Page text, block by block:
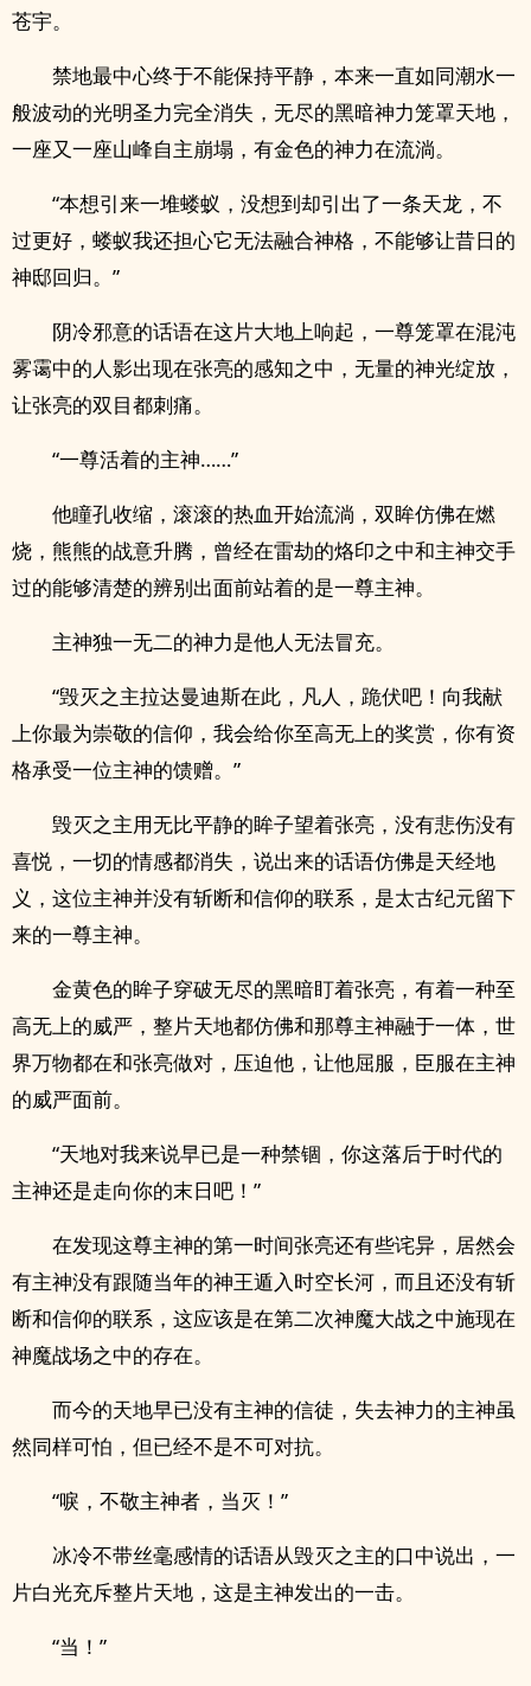
苍宇。
禁地最中心终于不能保持平静，本来一直如同潮水一
般波动的光明圣力完全消失，无尽的黑暗神力笼罩天地，
一座又一座山峰自主崩塌，有金色的神力在流淌。
“本想引来一堆蝼蚁，没想到却引出了一条天龙，不
过更好，蝼蚁我还担心它无法融合神格，不能够让昔日的
神邸回归。”
阴冷邪意的话语在这片大地上响起，一尊笼罩在混沌
雾霭中的人影出现在张亮的感知之中，无量的神光绽放，
让张亮的双目都刺痛。
“一尊活着的主神……”
他瞳孔收缩，滚滚的热血开始流淌，双眸仿佛在燃
烧，熊熊的战意升腾，曾经在雷劫的烙印之中和主神交手
过的能够清楚的辨别出面前站着的是一尊主神。
主神独一无二的神力是他人无法冒充。
“毁灭之主拉达曼迪斯在此，凡人，跪伏吧！向我献
上你最为崇敬的信仰，我会给你至高无上的奖赏，你有资
格承受一位主神的馈赠。”
毁灭之主用无比平静的眸子望着张亮，没有悲伤没有
喜悦，一切的情感都消失，说出来的话语仿佛是天经地
义，这位主神并没有斩断和信仰的联系，是太古纪元留下
来的一尊主神。
金黄色的眸子穿破无尽的黑暗盯着张亮，有着一种至
高无上的威严，整片天地都仿佛和那尊主神融于一体，世
界万物都在和张亮做对，压迫他，让他屈服，臣服在主神
的威严面前。
“天地对我来说早已是一种禁锢，你这落后于时代的
主神还是走向你的末日吧！”
在发现这尊主神的第一时间张亮还有些诧异，居然会
有主神没有跟随当年的神王遁入时空长河，而且还没有斩
断和信仰的联系，这应该是在第二次神魔大战之中施现在
神魔战场之中的存在。
而今的天地早已没有主神的信徒，失去神力的主神虽
然同样可怕，但已经不是不可对抗。
“唳，不敬主神者，当灭！”
冰冷不带丝毫感情的话语从毁灭之主的口中说出，一
片白光充斥整片天地，这是主神发出的一击。
“当！”